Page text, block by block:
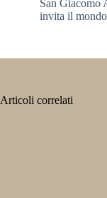
San Giacomo
invita il
Articoli correlati